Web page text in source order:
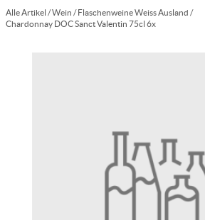
Alle Artikel /Wein / Flaschenweine Weiss Ausland /
Chardonnay DOC Sanct Valentin 75cl 6x